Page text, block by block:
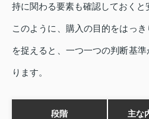
持に関わる要素も確認しておくと
このように、購入の目的をはっ
を捉えると、一つ一つの判断基
ります。
段階 主な